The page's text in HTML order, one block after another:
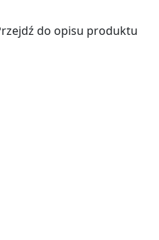
do opisu produktu